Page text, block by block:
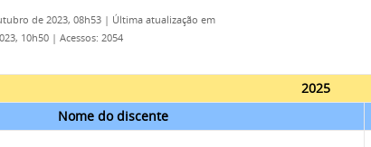
de 2023, 08h53 | Última atualização em
10h50 | Acessos: 2054
2025
Nome do discente